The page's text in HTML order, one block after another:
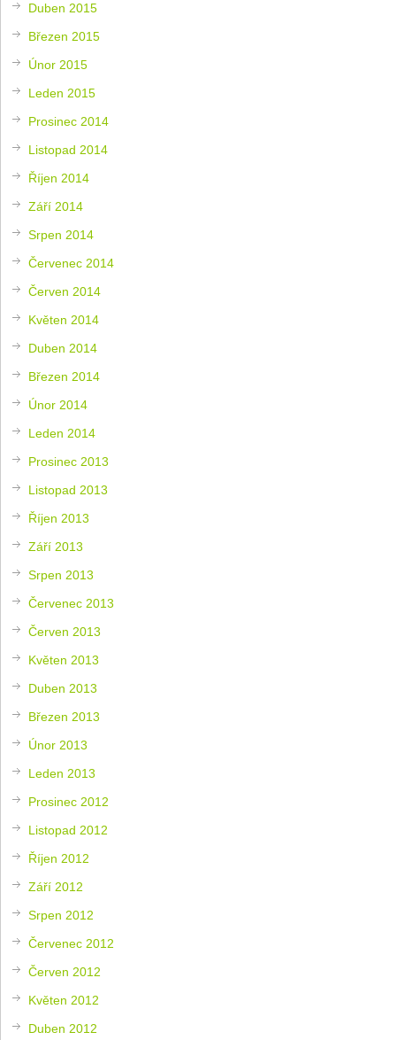
Duben 2015
Březen 2015
Únor 2015
Leden 2015
Prosinec 2014
Listopad 2014
Říjen 2014
Září 2014
Srpen 2014
Červenec 2014
Červen 2014
Květen 2014
Duben 2014
Březen 2014
Únor 2014
Leden 2014
Prosinec 2013
Listopad 2013
Říjen 2013
Září 2013
Srpen 2013
Červenec 2013
Červen 2013
Květen 2013
Duben 2013
Březen 2013
Únor 2013
Leden 2013
Prosinec 2012
Listopad 2012
Říjen 2012
Září 2012
Srpen 2012
Červenec 2012
Červen 2012
Květen 2012
Duben 2012